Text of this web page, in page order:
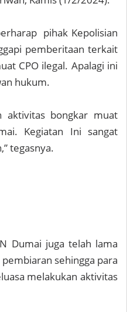
pihak Kepolisian
pemberitaan terkait
CPO ilegal. Apalagi ini
hukum.
aktivitas bongkar muat
Kegiatan Ini sangat
tegasnya.
Dumai juga telah lama
sehingga para
melakukan aktivitas